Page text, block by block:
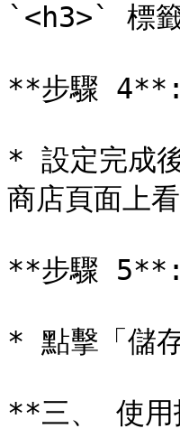
`<h3>` 標
**步驟 4**:
* 設定完成
商店頁面上
**步驟 5**:
* 點擊「儲
**三、 使